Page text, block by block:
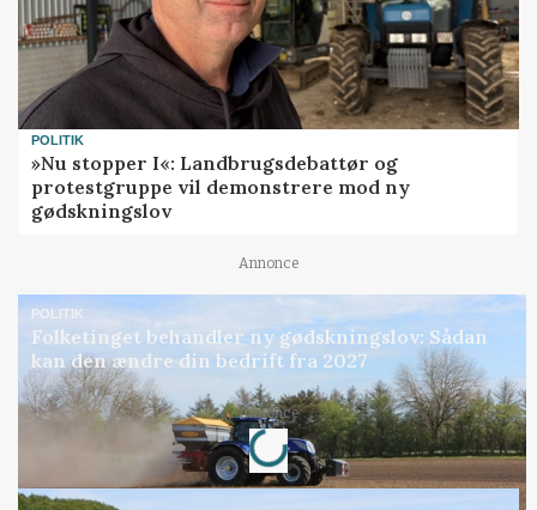
POLITIK
»Nu stopper I«: Landbrugsdebattør og
protestgruppe vil demonstrere mod ny
gødskningslov
Annonce
POLITIK
Folketinget behandler ny gødskningslov: Sådan
kan den ændre din bedrift fra 2027
Annonce
Loading...